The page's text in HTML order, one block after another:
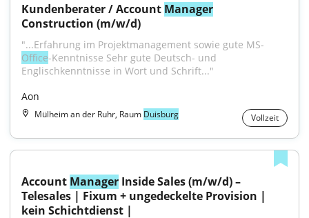
Kundenberater / Account Manager
Construction (m/w/d)
"...Erfahrung im Projektmanagement sowie gute MS-
Office-Kenntnisse Sehr gute Deutsch- und
Englischkenntnisse in Wort und Schrift..."
Aon
Mülheim an der Ruhr, Raum Duisburg Vollzeit
Account Manager Inside Sales (m/w/d) –
Telesales | Fixum + ungedeckelte Provision |
kein Schichtdienst |